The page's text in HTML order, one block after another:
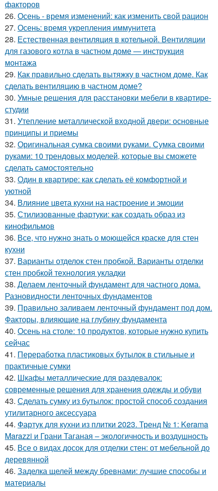
факторов
26. Осень - время изменений: как изменить свой рацион
27. Осень: время укрепления иммунитета
28. Естественная вентиляция в котельной. Вентиляции
для газового котла в частном доме — инструкция
монтажа
29. Как правильно сделать вытяжку в частном доме. Как
сделать вентиляцию в частном доме?
30. Умные решения для расстановки мебели в квартире-
студии
31. Утепление металлической входной двери: основные
принципы и приемы
32. Оригинальная сумка своими руками. Сумка своими
руками: 10 трендовых моделей, которые вы сможете
сделать самостоятельно
33. Один в квартире: как сделать её комфортной и
уютной
34. Влияние цвета кухни на настроение и эмоции
35. Стилизованные фартуки: как создать образ из
кинофильмов
36. Все, что нужно знать о моющейся краске для стен
кухни
37. Варианты отделок стен пробкой. Варианты отделки
стен пробкой технология укладки
38. Делаем ленточный фундамент для частного дома.
Разновидности ленточных фундаментов
39. Правильно заливаем ленточный фундамент под дом.
Факторы, влияющие на глубину фундамента
40. Осень на столе: 10 продуктов, которые нужно купить
сейчас
41. Переработка пластиковых бутылок в стильные и
практичные сумки
42. Шкафы металлические для раздевалок:
современные решения для хранения одежды и обуви
43. Сделать сумку из бутылок: простой способ создания
утилитарного аксессуара
44. Фартук для кухни из плитки 2023. Тренд № 1: Kerama
Marazzi и Грани Таганая – экологичность и воздушность
45. Все о видах досок для отделки стен: от мебельной до
деревянной
46. Заделка щелей между бревнами: лучшие способы и
материалы